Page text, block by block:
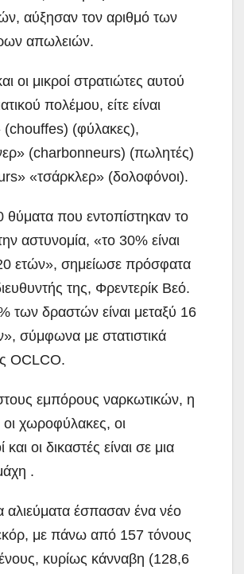
αύξησαν τον αριθμό των
απωλειών.
οι μικροί στρατιώτες αυτού
πολέμου, είτε είναι
(chouffes) (φύλακες),
(charbonneurs) (πωλητές)
«τσάρκλερ» (δολοφόνοι).
που εντοπίστηκαν το
αστυνομία, «το 30% είναι
ετών», σημείωσε πρόσφατα
της, Φρεντερίκ Βεό.
των δραστών είναι μεταξύ 16
σύμφωνα με στατιστικά
OCLCO.
εμπόρους ναρκωτικών, η
οι χωροφύλακες, οι
και οι δικαστές είναι σε μια
.
αλιεύματα έσπασαν ένα νέο
με πάνω από 157 τόνους
κυρίως κάνναβη (128,6